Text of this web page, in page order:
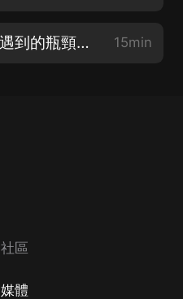
近況閒聊 #28: 製作時遇到的瓶頸，podcast的未來走向 15min
社區
媒體